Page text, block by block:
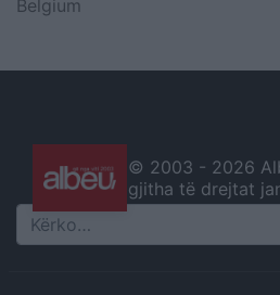
Belgium
© 2003 - 2026
gjitha të drejtat
Search